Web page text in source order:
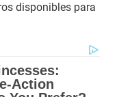
disponibles para